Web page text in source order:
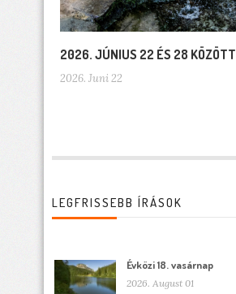
2026. JÚNIUS 22 ÉS 28 KÖZÖTT
2026. Juni 22
LEGFRISSEBB ÍRÁSOK
Évközi 18. vasárnap
2026. August 01